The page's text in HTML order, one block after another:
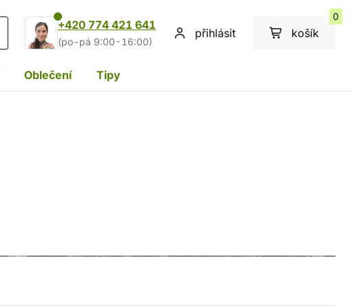
+420 774 421 641
(po-pá 9:00-16:00)
přihlásit košík
0
Oblečení Tipy